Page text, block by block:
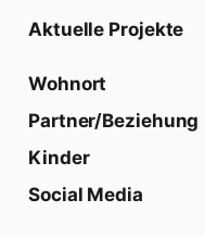
Aktuelle Projekte
Wohnort
Partner/Beziehung
Kinder
Social Media